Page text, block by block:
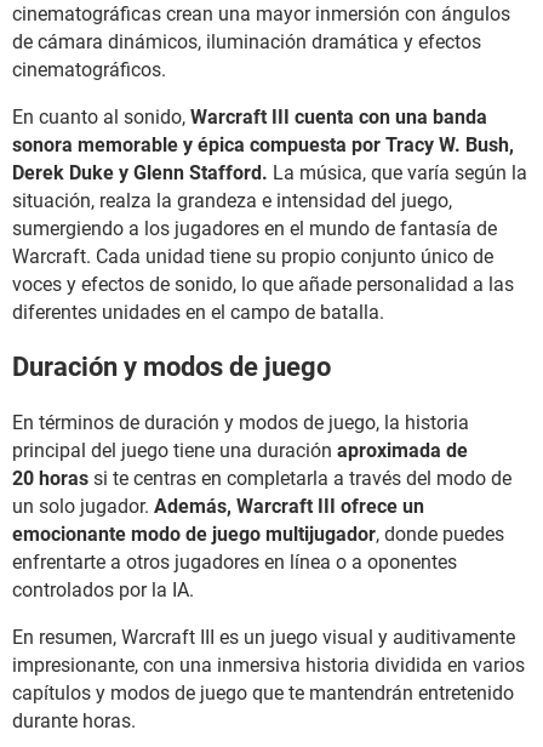
cinematográficas crean una mayor inmersión con ángulos
de cámara dinámicos, iluminación dramática y efectos
cinematográficos.
En cuanto al sonido, Warcraft III cuenta con una banda
sonora memorable y épica compuesta por Tracy W. Bush,
Derek Duke y Glenn Stafford. La música, que varía según la
situación, realza la grandeza e intensidad del juego,
sumergiendo a los jugadores en el mundo de fantasía de
Warcraft. Cada unidad tiene su propio conjunto único de
voces y efectos de sonido, lo que añade personalidad a las
diferentes unidades en el campo de batalla.
Duración y modos de juego
En términos de duración y modos de juego, la historia
principal del juego tiene una duración aproximada de
20 horas si te centras en completarla a través del modo de
un solo jugador. Además, Warcraft III ofrece un
emocionante modo de juego multijugador, donde puedes
enfrentarte a otros jugadores en línea o a oponentes
controlados por la IA.
En resumen, Warcraft III es un juego visual y auditivamente
impresionante, con una inmersiva historia dividida en varios
capítulos y modos de juego que te mantendrán entretenido
durante horas.